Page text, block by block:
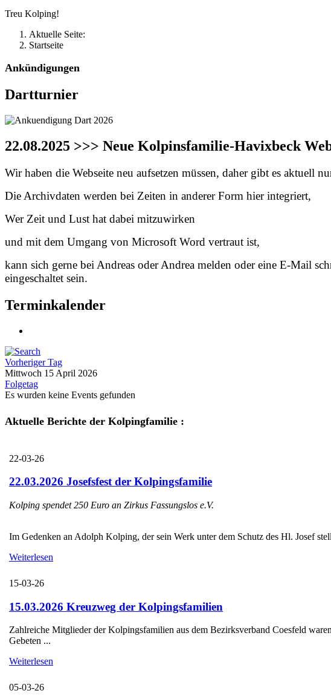
Treu Kolping!
Aktuelle Seite:
Startseite
Ankündigungen
Dartturnier
22.08.2025 >>> Neue Kolpinsfamilie-Havixbeck
Wir haben die Webseite neu aufsetzen müssen, daher gibt es aktuell
Die Archivdaten werden bei Zeiten in anderer Form hier integriert,
Wer Zeit und Lust hat dabei mitzuwirken
und mit dem Umgang von Microsoft Word vertraut ist,
kann sich gerne bei Andreas oder Andrea melden oder eine E-Mail
eingeschaltet sein.
Terminkalender
Vorheriger Tag
Mittwoch 15 April 2026
Folgetag
Es wurden keine Events gefunden
Aktuelle Berichte der Kolpingfamilie :
22-03-26
22.03.2026 Josefsfest der Kolpingsfamilie
Kolping spendet 250 Euro an Zirkus Fassungslos e.V.
Im Gedenken an Adolph Kolping, der sein Werk unter dem Schutz des Hl. Josef
Weiterlesen
15-03-26
15.03.2026 Kreuzweg der Kolpingsfamilien
Zahlreiche Mitglieder der Kolpingsfamilien aus dem Bezirksverband Coesfeld
Gebeten ...
Weiterlesen
05-03-26